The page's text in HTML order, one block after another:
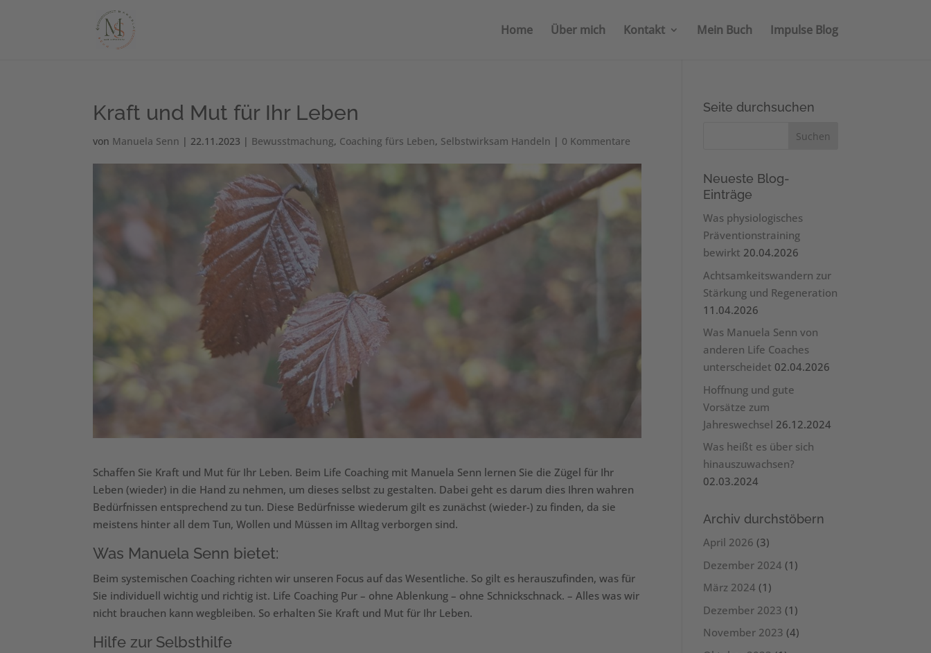
Home Über mich Kontakt Mein Buch Impulse Blog
Kraft und Mut für Ihr Leben
von Manuela Senn | 22.11.2023 | Bewusstmachung, Coaching fürs Leben, Selbstwirksam Handeln | 0 Kommentare
Schaffen Sie Kraft und Mut für Ihr Leben. Beim Life Coaching mit Manuela Senn lernen Sie die Zügel für Ihr
Leben (wieder) in die Hand zu nehmen, um dieses selbst zu gestalten. Dabei geht es darum dies Ihren wahren
Bedürfnissen entsprechend zu tun. Diese Bedürfnisse wiederum gilt es zunächst (wieder-) zu finden, da sie
meistens hinter all dem Tun, Wollen und Müssen im Alltag verborgen sind.
Was Manuela Senn bietet:
Beim systemischen Coaching richten wir unseren Focus auf das Wesentliche. So gilt es herauszufinden, was für
Sie individuell wichtig und richtig ist. Life Coaching Pur – ohne Ablenkung – ohne Schnickschnack. – Alles was wir
nicht brauchen kann wegbleiben. So erhalten Sie Kraft und Mut für Ihr Leben.
Hilfe zur Selbsthilfe
Seite durchsuchen
Neueste Blog-
Einträge
Was physiologisches
Präventionstraining
bewirkt 20.04.2026
Achtsamkeitswandern zur
Stärkung und Regeneration
11.04.2026
Was Manuela Senn von
anderen Life Coaches
unterscheidet 02.04.2026
Hoffnung und gute
Vorsätze zum
Jahreswechsel 26.12.2024
Was heißt es über sich
hinauszuwachsen?
02.03.2024
Archiv durchstöbern
April 2026 (3)
Dezember 2024 (1)
März 2024 (1)
Dezember 2023 (1)
November 2023 (4)